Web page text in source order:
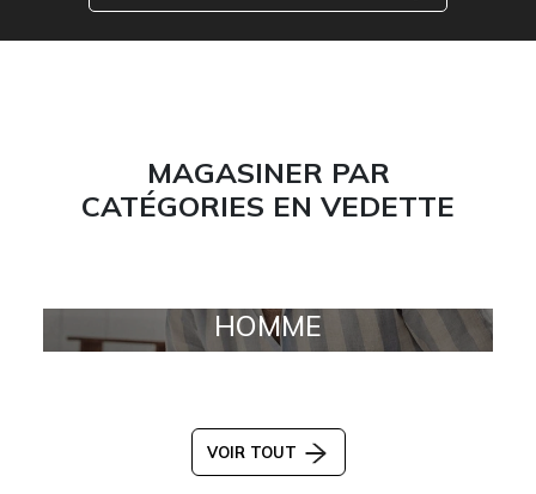
MAGASINER PAR
CATÉGORIES EN VEDETTE
HOMME
VOIR TOUT